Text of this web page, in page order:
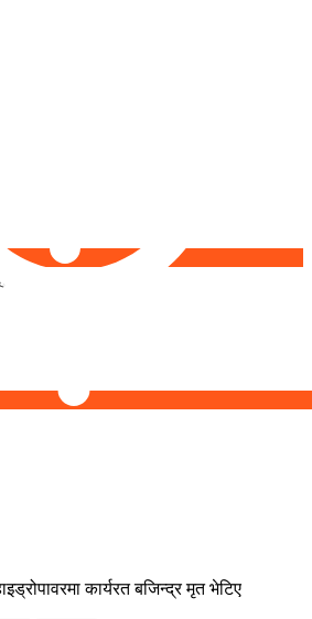
कार्यरत बजिन्द्र मृत भेटिए